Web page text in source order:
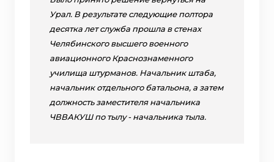
Урал. В результате следующие полтора
десятка лет служба прошла в стенах
Челябинского высшего военного
авиационного Краснознаменного
училища штурманов. Начальник штаба,
начальник отдельного батальона, а затем
должность заместителя начальника
ЧВВАКУШ по тылу - начальника тыла.